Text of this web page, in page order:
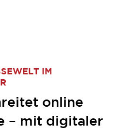
IM
online
– mit digitaler